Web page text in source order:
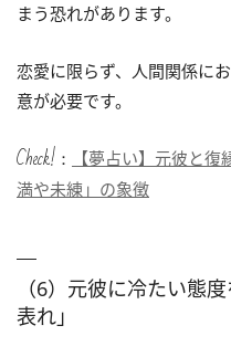
まう恐れがあります。
恋愛に限らず、人間関係に
意が必要です。
Check!：
【夢占い】元彼と
満や未練」の象徴
（6）元彼に冷たい態
表れ」